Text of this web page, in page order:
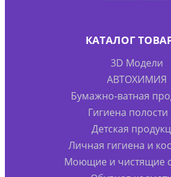
КАТАЛОГ
3D Модели
АВТОХИМИЯ
Бумажно-ватная
Гигиена полости
Детская
Личная гигиена и
Моющие и чистящие